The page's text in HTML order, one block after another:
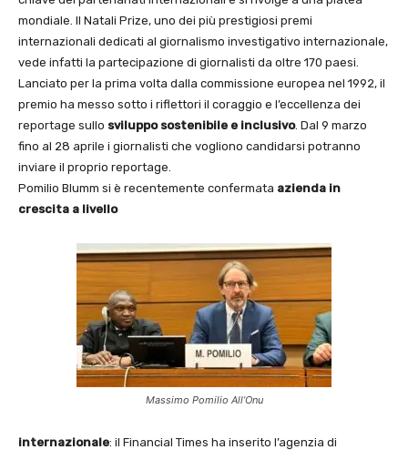
mondiale. Il Natali Prize, uno dei più prestigiosi premi
internazionali dedicati al giornalismo investigativo internazionale,
vede infatti la partecipazione di giornalisti da oltre 170 paesi.
Lanciato per la prima volta dalla commissione europea nel 1992, il
premio ha messo sotto i riflettori il coraggio e l’eccellenza dei
reportage sullo sviluppo sostenibile e inclusivo. Dal 9 marzo
fino al 28 aprile i giornalisti che vogliono candidarsi potranno
inviare il proprio reportage.
Pomilio Blumm si è recentemente confermata azienda in
crescita a livello
Massimo Pomilio All’Onu
internazionale: il Financial Times ha inserito l’agenzia di